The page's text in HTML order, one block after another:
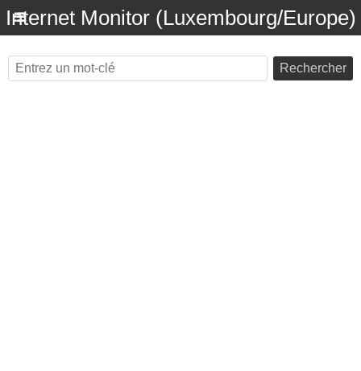
Internet Monitor (Luxembourg/Europe)
Rechercher